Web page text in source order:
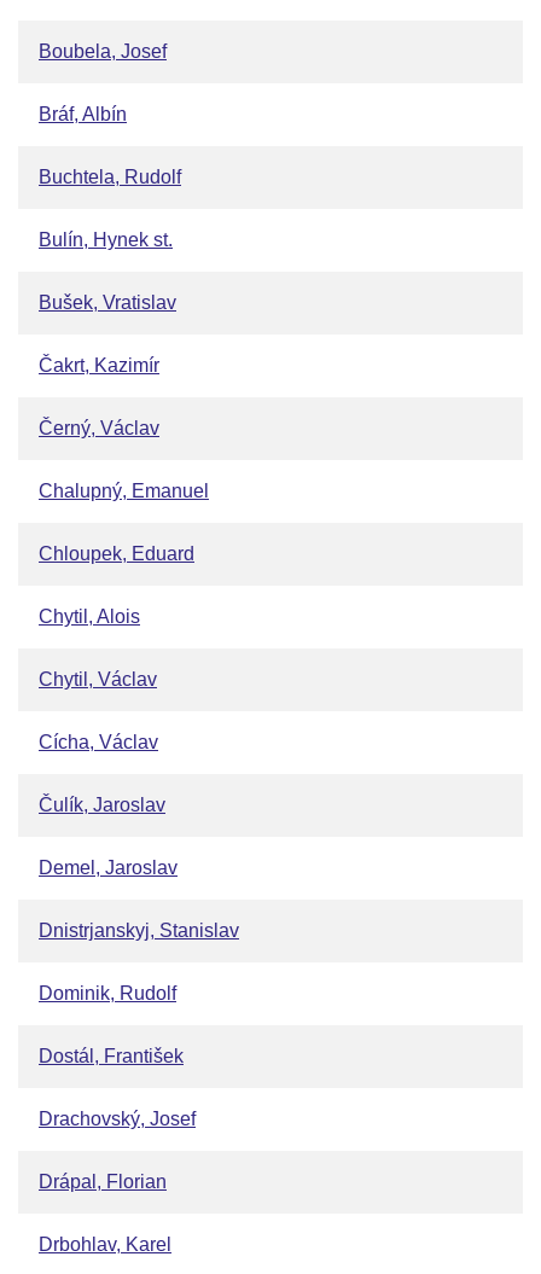
Boubela, Josef
Bráf, Albín
Buchtela, Rudolf
Bulín, Hynek st.
Bušek, Vratislav
Čakrt, Kazimír
Černý, Václav
Chalupný, Emanuel
Chloupek, Eduard
Chytil, Alois
Chytil, Václav
Cícha, Václav
Čulík, Jaroslav
Demel, Jaroslav
Dnistrjanskyj, Stanislav
Dominik, Rudolf
Dostál, František
Drachovský, Josef
Drápal, Florian
Drbohlav, Karel